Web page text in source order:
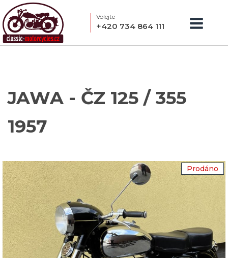
Volejte
+420 734 864 111
JAWA - ČZ 125 / 355
1957
Prodáno